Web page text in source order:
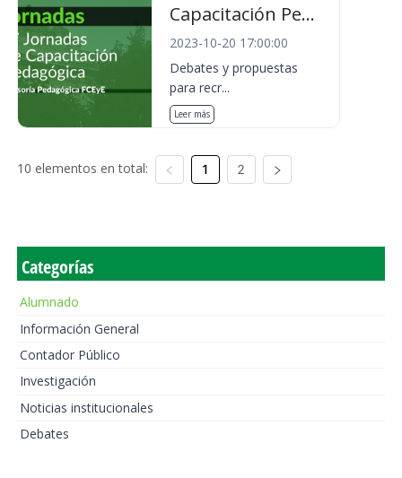
Capacitación Pe...
2023-10-20 17:00:00
Debates y propuestas
para recr...
Leer más
10 elementos en total: 1 2
Categorías
Alumnado
Información General
Contador Público
Investigación
Noticias institucionales
Debates